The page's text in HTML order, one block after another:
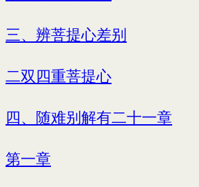
三、辨菩提心差别
二双四重菩提心
四、随难别解有二十一章
第一章